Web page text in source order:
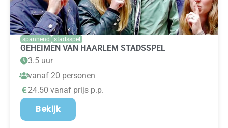
spannend stadsspel
GEHEIMEN VAN HAARLEM STADSSPEL
3.5 uur
vanaf 20 personen
24.50 vanaf prijs p.p.
Bekijk